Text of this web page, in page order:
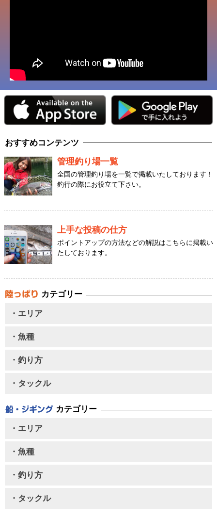
おすすめコンテンツ
管理釣り場一覧
全国の管理釣り場を一覧で掲載いたしております！
釣行の際にお役立て下さい。
上手な投稿の仕方
ポイントアップの方法などの解説はこちらに掲載い
たしております。
カテゴリー
・エリア
・魚種
・釣り方
・タックル
カテゴリー
・エリア
・魚種
・釣り方
・タックル